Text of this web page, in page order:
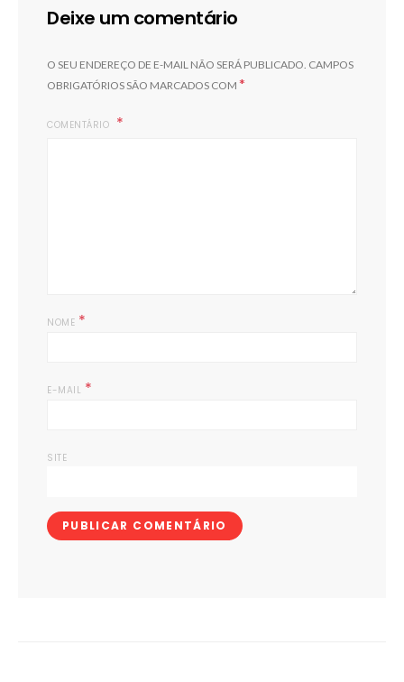
Deixe um comentário
O SEU ENDEREÇO DE E-MAIL NÃO SERÁ PUBLICADO. CAMPOS
OBRIGATÓRIOS SÃO MARCADOS COM *
COMENTÁRIO
NOME *
E-MAIL *
SITE